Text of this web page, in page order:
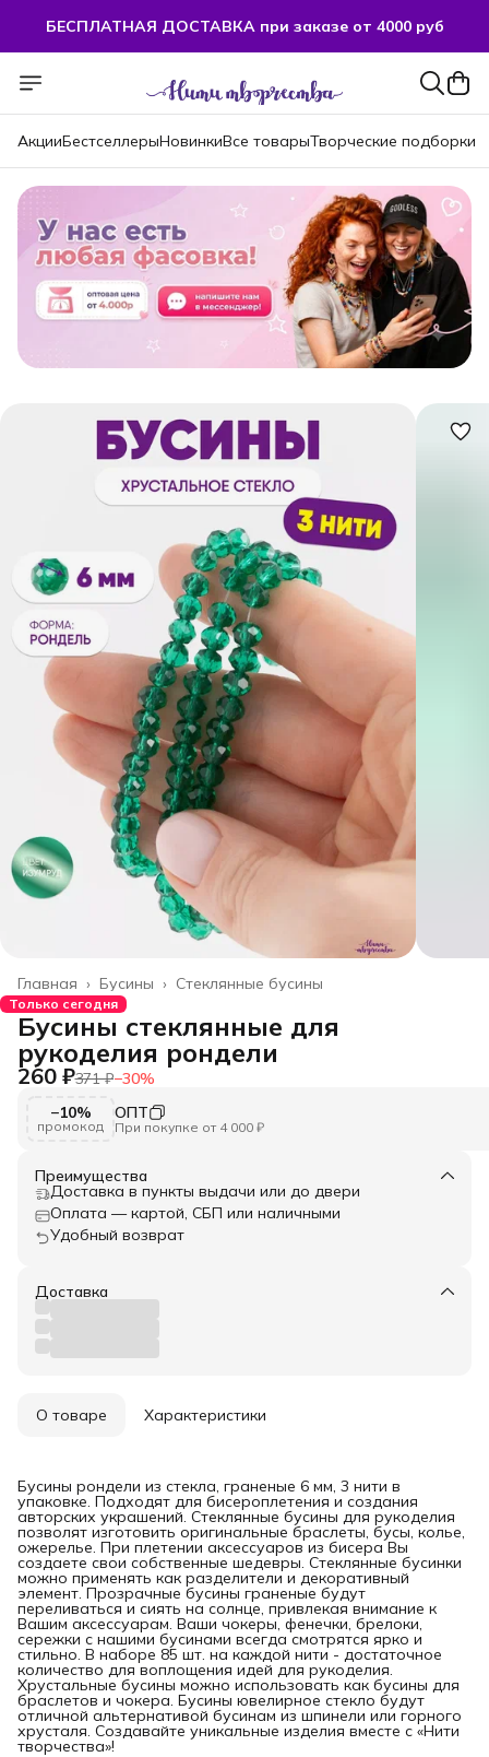
БЕСПЛАТНАЯ ДОСТАВКА при заказе от 4000 руб
БЕСПЛАТНАЯ ДОСТАВКА при заказе от 4000 руб
АкцииБестселлерыНовинкиВсе товарыТворческие подборки
Стеклянные бусины
Бусины ›
Главная ›
Только сегодня
Бусины стеклянные для
рукоделия рондели
260 ₽371 ₽−30%
−10%
промокод
ОПТ
При покупке от 4 000 ₽
Преимущества
Доставка в пункты выдачи или до двери
Оплата — картой, СБП или наличными
Удобный возврат
Доставка
О товаре Характеристики
Бусины рондели из стекла, граненые 6 мм, 3 нити в
упаковке. Подходят для бисероплетения и создания
авторских украшений. Стеклянные бусины для рукоделия
позволят изготовить оригинальные браслеты, бусы, колье,
ожерелье. При плетении аксессуаров из бисера Вы
создаете свои собственные шедевры. Стеклянные бусинки
можно применять как разделители и декоративный
элемент. Прозрачные бусины граненые будут
переливаться и сиять на солнце, привлекая внимание к
Вашим аксессуарам. Ваши чокеры, фенечки, брелоки,
сережки с нашими бусинами всегда смотрятся ярко и
стильно. В наборе 85 шт. на каждой нити - достаточное
количество для воплощения идей для рукоделия.
Хрустальные бусины можно использовать как бусины для
браслетов и чокера. Бусины ювелирное стекло будут
отличной альтернативой бусинам из шпинели или горного
хрусталя. Создавайте уникальные изделия вместе с «Нити
творчества»!